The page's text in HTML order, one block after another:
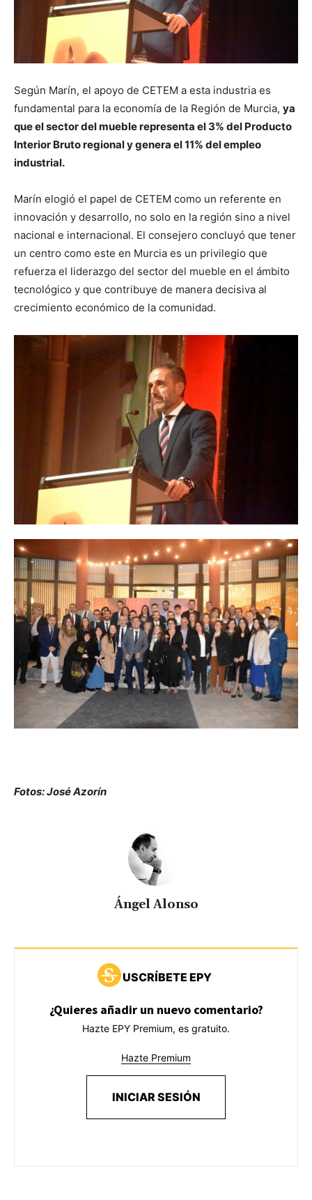
Según Marín, el apoyo de CETEM a esta industria es
fundamental para la economía de la Región de Murcia, ya
que el sector del mueble representa el 3% del Producto
Interior Bruto regional y genera el 11% del empleo
industrial.
Marín elogió el papel de CETEM como un referente en
innovación y desarrollo, no solo en la región sino a nivel
nacional e internacional. El consejero concluyó que tener
un centro como este en Murcia es un privilegio que
refuerza el liderazgo del sector del mueble en el ámbito
tecnológico y que contribuye de manera decisiva al
crecimiento económico de la comunidad.
Fotos: José Azorín
Ángel Alonso
USCRÍBETE EPY
¿Quieres añadir un nuevo comentario?
Hazte EPY Premium, es gratuito.
Hazte Premium
INICIAR SESIÓN